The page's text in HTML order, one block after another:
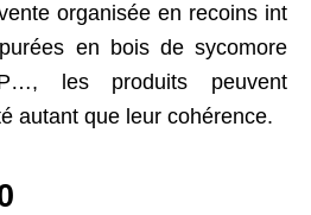
organisée en recoins int
en bois de sycomore
les produits peuvent
autant que leur cohérence.